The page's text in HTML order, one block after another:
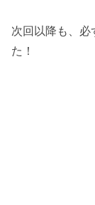
次回以降も、必
た！